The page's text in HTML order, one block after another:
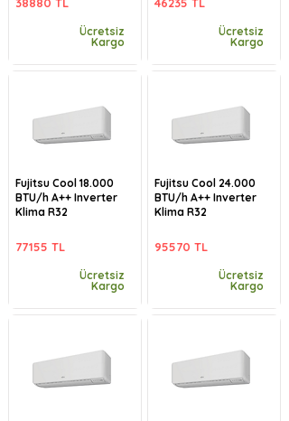
Ücretsiz
Kargo
Fujitsu Cool 18.000
BTU/h A++ Inverter
Klima R32
77155 TL
Ücretsiz
Kargo
Ücretsiz
Kargo
Fujitsu Cool 24.000
BTU/h A++ Inverter
Klima R32
95570 TL
Ücretsiz
Kargo